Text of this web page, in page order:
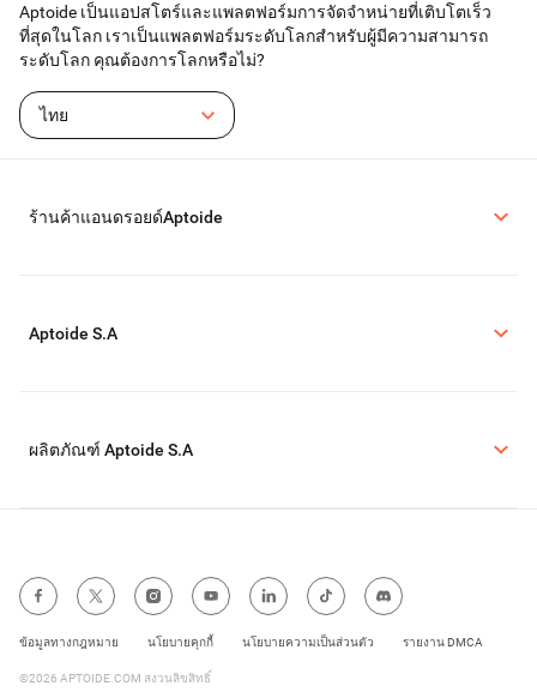
Aptoide เป็นแอปสโตร์และแพลตฟอร์มการจัดจำหน่ายที่เติบโตเร็ว
ที่สุดในโลก เราเป็นแพลตฟอร์มระดับโลกสำหรับผู้มีความสามารถ
ระดับโลก คุณต้องการโลกหรือไม่?
ไทย
ร้านค้าแอนดรอยด์Aptoide
Aptoide S.A
ผลิตภัณฑ์ Aptoide S.A
ข้อมูลทางกฎหมาย นโยบายคุกกี้ นโยบายความเป็นส่วนตัว รายงาน DMCA
©2026 APTOIDE.COM สงวนลิขสิทธิ์